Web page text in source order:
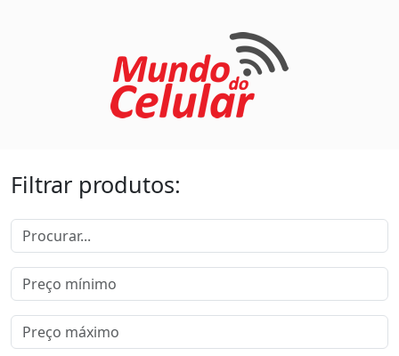
Filtrar produtos: